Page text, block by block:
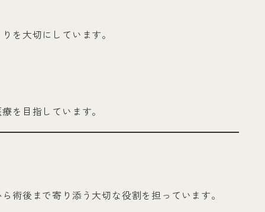
を大切にしています。
を目指しています。
術後まで寄り添う大切な役割を担っています。